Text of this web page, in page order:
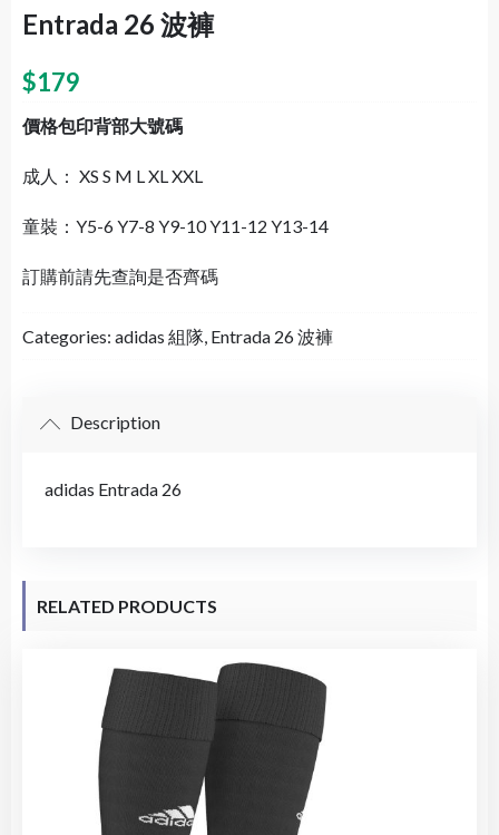
Entrada 26 波褲
$179
價格包印背部大號碼
成人： XS S M L XL XXL
童裝：Y5-6 Y7-8 Y9-10 Y11-12 Y13-14
訂購前請先查詢是否齊碼
Categories: adidas 組隊, Entrada 26 波褲
Description
adidas Entrada 26
RELATED PRODUCTS